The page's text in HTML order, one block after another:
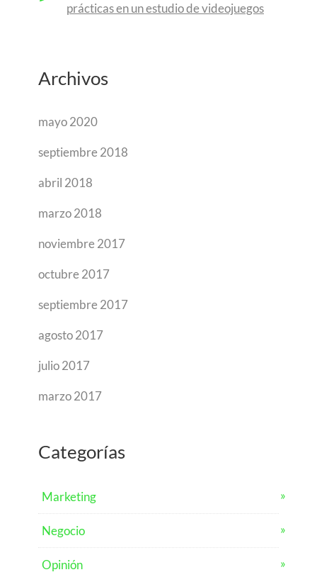
prácticas en un estudio de videojuegos
Archivos
mayo 2020
septiembre 2018
abril 2018
marzo 2018
noviembre 2017
octubre 2017
septiembre 2017
agosto 2017
julio 2017
marzo 2017
Categorías
Marketing
Negocio
Opinión